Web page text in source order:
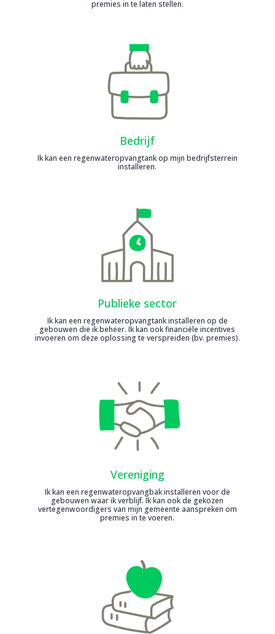
premies in te laten stellen.
Bedrijf
Ik kan een regenwateropvangtank op mijn bedrijfsterrein
installeren.
Publieke sector
Ik kan een regenwateropvangtank installeren op de
gebouwen die ik beheer. Ik kan ook financiële incentives
invoeren om deze oplossing te verspreiden (bv. premies).
Vereniging
Ik kan een regenwateropvangbak installeren voor de
gebouwen waar ik verblijf. Ik kan ook de gekozen
vertegenwoordigers van mijn gemeente aanspreken om
premies in te voeren.